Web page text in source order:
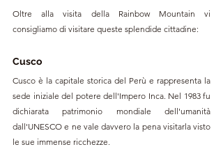
Oltre alla visita della Rainbow Mountain vi
consigliamo di visitare queste splendide cittadine:
Cusco
Cusco è la capitale storica del Perù e rappresenta la
sede iniziale del potere dell'Impero Inca. Nel 1983 fu
dichiarata patrimonio mondiale dell'umanità
dall'UNESCO e ne vale davvero la pena visitarla visto
le sue immense ricchezze.